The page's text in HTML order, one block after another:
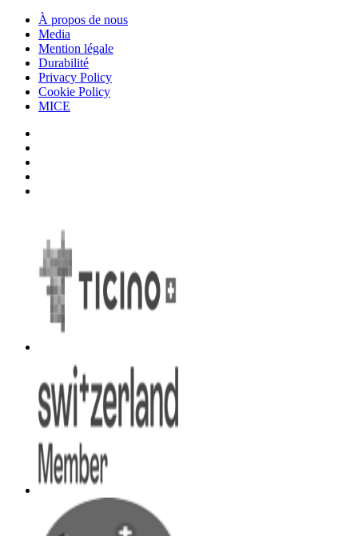
À propos de nous
Media
Mention légale
Durabilité
Privacy Policy
Cookie Policy
MICE